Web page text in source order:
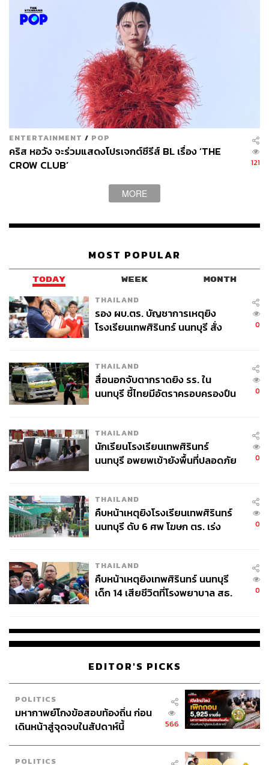
ENTERTAINMENT / POP
คริส หอวัง จะร่วมแสดงโปรเจกต์ซีรีส์ BL เรื่อง ‘THE
CROW CLUB’
121
MORE
MOST POPULAR
TODAY WEEK MONTH
THAILAND
รอง ผบ.ตร. บัญชาการเหตุยิง
โรงเรียนเทพศิรินทร์ นนทบุรี สั่ง
0
THAILAND
สื่อนอกจับตากราดยิง รร. ใน
นนทบุรี ชี้ไทยมีอัตราครอบครองปืน
0
THAILAND
นักเรียนโรงเรียนเทพศิรินทร์
นนทบุรี อพยพเข้ายังพื้นที่ปลอดภัย
0
THAILAND
คืบหน้าเหตุยิงโรงเรียนเทพศิรินทร์
นนทบุรี ดับ 6 ศพ โฆษก ตร. เร่ง
0
THAILAND
คืบหน้าเหตุยิงเทพศิรินทร์ นนทบุรี
เด็ก 14 เสียชีวิตที่โรงพยาบาล สธ.
0
EDITOR'S PICKS
POLITICS
มหากาพย์โกงข้อสอบท้องถิ่น ก่อน
เดินหน้าสู่จุดจบในสัปดาห์นี้
566
POLITICS